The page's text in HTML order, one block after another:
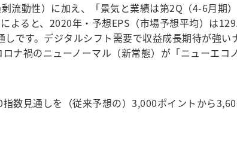
動性）に加え、「景気と業績は第2Q（4-6月期
よると、2020年・予想EPS（市場予想平均）は
です。デジタルシフト需要で収益成長期待が強い
ナ禍のニューノーマル（新常態）が「ニューエコ
数見通しを（従来予想の）3,000ポイントから